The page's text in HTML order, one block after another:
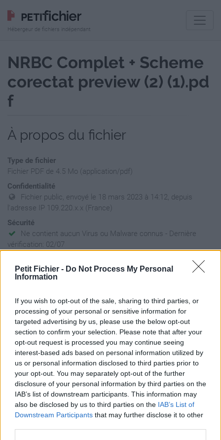
Petit Fichier - Do Not Process My Personal
Information
If you wish to opt-out of the sale, sharing to third parties, or
processing of your personal or sensitive information for
targeted advertising by us, please use the below opt-out
section to confirm your selection. Please note that after your
opt-out request is processed you may continue seeing
interest-based ads based on personal information utilized by
us or personal information disclosed to third parties prior to
your opt-out. You may separately opt-out of the further
disclosure of your personal information by third parties on the
IAB’s list of downstream participants. This information may
also be disclosed by us to third parties on the IAB’s List of
Downstream Participants that may further disclose it to other
Hébergeur de fichiers indépendant
NRBC Complet + Scheme
corectat preview (2) (1).pd
f
À propos du fichier
Type de fichier
Fichier PDF de 4.5 Mo (application/pdf)
Confidentialité
Fichier public, envoyé le 18 mars 2023 à 14:12, depuis
l'adresse IP 109.220.x.x (France)
Sécurité
Ne contient aucun Virus ou Malware connus - Dernière
vérification: 02/07
La présente page de téléchargement a été vue 1885 fois depuis
l'envoi du fichier
https://www.petit-fichier.fr/2023/03/18/nrbc---complet--scheme-
--corectat---preview-2-1/
Copier
Partager le fichier NRBC -
Complet + Scheme - corectat -
preview (2) (1).pdf sur le Web et
les réseaux sociaux: